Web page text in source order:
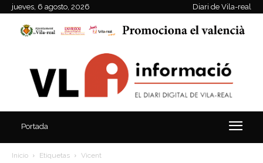
jueves, 6 agosto, 2026 Diari de Vila-real
Portada
Inicio Etiquetas Vicent